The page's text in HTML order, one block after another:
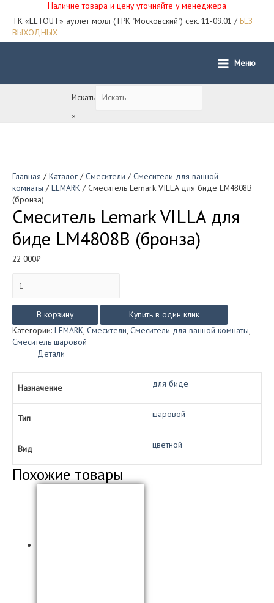
Наличие товара и цену уточняйте у менеджера
ТК «LETOUT» аутлет молл (ТРК "Московский") сек. 11-09.01 / БЕЗ
ВЫХОДНЫХ
Main
Меню
Искать
×
Главная / Каталог / Смесители / Смесители для ванной
комнаты / LEMARK / Смеситель Lemark VILLA для биде LM4808B
(бронза)
Смеситель Lemark VILLA для
биде LM4808B (бронза)
22 000₽
товара
Lemark
VILLA
для
биде
LM4808B
(бронза)
В корзину
Купить в один клик
Категории: LEMARK, Смесители, Смесители для ванной комнаты,
Смеситель шаровой
Детали
Назначение для биде
Тип шаровой
Вид цветной
Похожие товары